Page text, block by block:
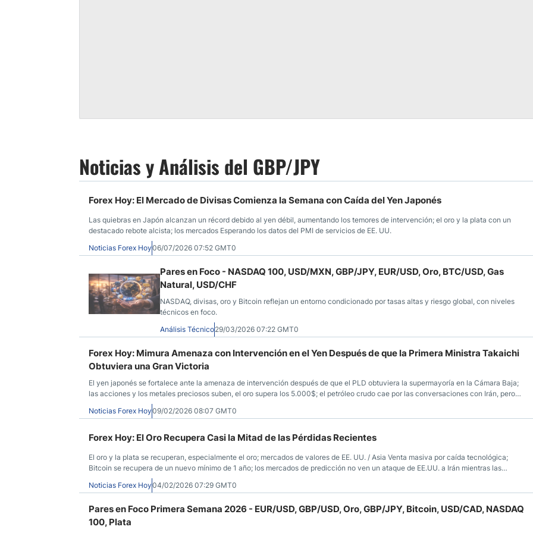
Noticias y Análisis del GBP/JPY
Forex Hoy: El Mercado de Divisas Comienza la Semana con Caída del Yen Japonés
Las quiebras en Japón alcanzan un récord debido al yen débil, aumentando los temores de intervención; el oro y la plata con un
destacado rebote alcista; los mercados Esperando los datos del PMI de servicios de EE. UU.
Noticias Forex Hoy06/07/2026 07:52 GMT0
Pares en Foco - NASDAQ 100, USD/MXN, GBP/JPY, EUR/USD, Oro, BTC/USD, Gas
Natural, USD/CHF
NASDAQ, divisas, oro y Bitcoin reflejan un entorno condicionado por tasas altas y riesgo global, con niveles
técnicos en foco.
Análisis Técnico29/03/2026 07:22 GMT0
Forex Hoy: Mimura Amenaza con Intervención en el Yen Después de que la Primera Ministra Takaichi
Obtuviera una Gran Victoria
El yen japonés se fortalece ante la amenaza de intervención después de que el PLD obtuviera la supermayoría en la Cámara Baja;
las acciones y los metales preciosos suben, el oro supera los 5.000$; el petróleo crudo cae por las conversaciones con Irán, pero
los mercados aún predicen la guerra.
Noticias Forex Hoy09/02/2026 08:07 GMT0
Forex Hoy: El Oro Recupera Casi la Mitad de las Pérdidas Recientes
El oro y la plata se recuperan, especialmente el oro; mercados de valores de EE. UU. / Asia Venta masiva por caída tecnológica;
Bitcoin se recupera de un nuevo mínimo de 1 año; los mercados de predicción no ven un ataque de EE.UU. a Irán mientras las
conversaciones supuestamente se trasladan a Omán.
Noticias Forex Hoy04/02/2026 07:29 GMT0
Pares en Foco Primera Semana 2026 - EUR/USD, GBP/USD, Oro, GBP/JPY, Bitcoin, USD/CAD, NASDAQ
100, Plata